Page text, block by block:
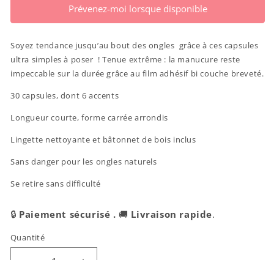
Prévenez-moi lorsque disponible
Soyez tendance jusqu’au bout des ongles grâce à ces capsules
ultra simples à poser ! Tenue extrême : la manucure reste
impeccable sur la durée grâce au film adhésif bi couche breveté.
30 capsules, dont 6 accents
Longueur courte, forme carrée arrondis
Lingette nettoyante et bâtonnet de bois inclus
Sans danger pour les ongles naturels
Se retire sans difficulté
🔒 Paiement sécurisé . 🚚 Livraison rapide.
Quantité